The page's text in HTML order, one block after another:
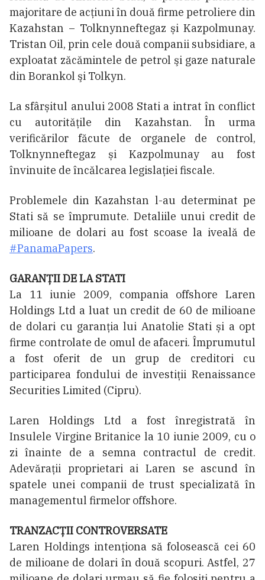
majoritare de acțiuni în două firme petroliere din
Kazahstan – Tolknynneftegaz și Kazpolmunay.
Tristan Oil, prin cele două companii subsidiare, a
exploatat zăcămintele de petrol şi gaze naturale
din Borankol şi Tolkyn.
La sfârșitul anului 2008 Stati a intrat în conflict
cu autoritățile din Kazahstan. În urma
verificărilor făcute de organele de control,
Tolknynneftegaz și Kazpolmunay au fost
învinuite de încălcarea legislației fiscale.
Problemele din Kazahstan l-au determinat pe
Stati să se împrumute. Detaliile unui credit de
milioane de dolari au fost scoase la iveală de
#PanamaPapers.
GARANȚII DE LA STATI
La 11 iunie 2009, compania offshore Laren
Holdings Ltd a luat un credit de 60 de milioane
de dolari cu garanția lui Anatolie Stati și a opt
firme controlate de omul de afaceri. Împrumutul
a fost oferit de un grup de creditori cu
participarea fondului de investiții Renaissance
Securities Limited (Cipru).
Laren Holdings Ltd a fost înregistrată în
Insulele Virgine Britanice la 10 iunie 2009, cu o
zi înainte de a semna contractul de credit.
Adevărații proprietari ai Laren se ascund în
spatele unei companii de trust specializată în
managementul firmelor offshore.
TRANZACȚII CONTROVERSATE
Laren Holdings intenționa să folosească cei 60
de milioane de dolari în două scopuri. Astfel, 27